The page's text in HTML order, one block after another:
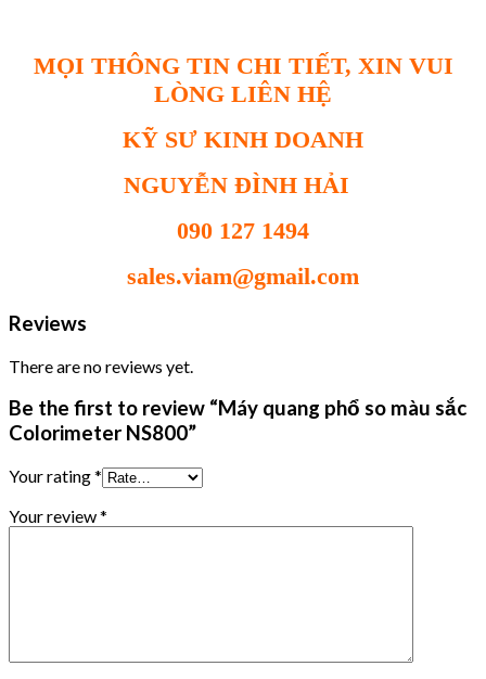
MỌI THÔNG TIN CHI TIẾT, XIN VUI
LÒNG LIÊN HỆ
KỸ SƯ KINH DOANH
NGUYỄN ĐÌNH HẢI
090 127 1494
sales.viam@gmail.com
Reviews
There are no reviews yet.
Be the first to review “Máy quang phổ so màu sắc
Colorimeter NS800”
Your rating*
Your review*